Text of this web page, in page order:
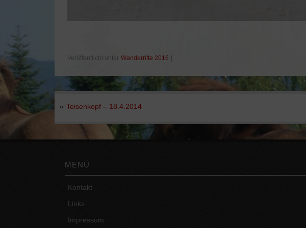
Veröffentlicht unter Wanderritte 2016 |
« Teisenkopf – 18.4.2014
MENÜ
Kontakt
Links
Impressum